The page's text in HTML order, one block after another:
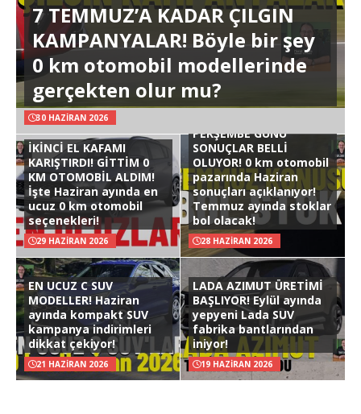
7 TEMMUZ’A KADAR ÇILGIN
KAMPANYALAR! Böyle bir şey
0 km otomobil modellerinde
gerçekten olur mu?
30 HAZIRAN 2026
İKİNCİ EL KAFAMI
KARIŞTIRDI! GİTTİM 0
KM OTOMOBİL ALDIM!
İşte Haziran ayında en
ucuz 0 km otomobil
seçenekleri!
29 HAZIRAN 2026
PERŞEMBE GÜNÜ
SONUÇLAR BELLİ
OLUYOR! 0 km otomobil
pazarında Haziran
sonuçları açıklanıyor!
Temmuz ayında stoklar
bol olacak!
28 HAZIRAN 2026
EN UCUZ C SUV
MODELLER! Haziran
ayında kompakt SUV
kampanya indirimleri
dikkat çekiyor!
21 HAZIRAN 2026
LADA AZIMUT ÜRETİMİ
BAŞLIYOR! Eylül ayında
yepyeni Lada SUV
fabrika bantlarından
iniyor!
19 HAZIRAN 2026